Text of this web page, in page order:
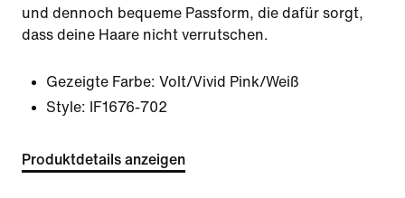
und dennoch bequeme Passform, die dafür sorgt,
dass deine Haare nicht verrutschen.
Gezeigte Farbe: Volt/Vivid Pink/Weiß
Style:
IF1676-702
Produktdetails anzeigen